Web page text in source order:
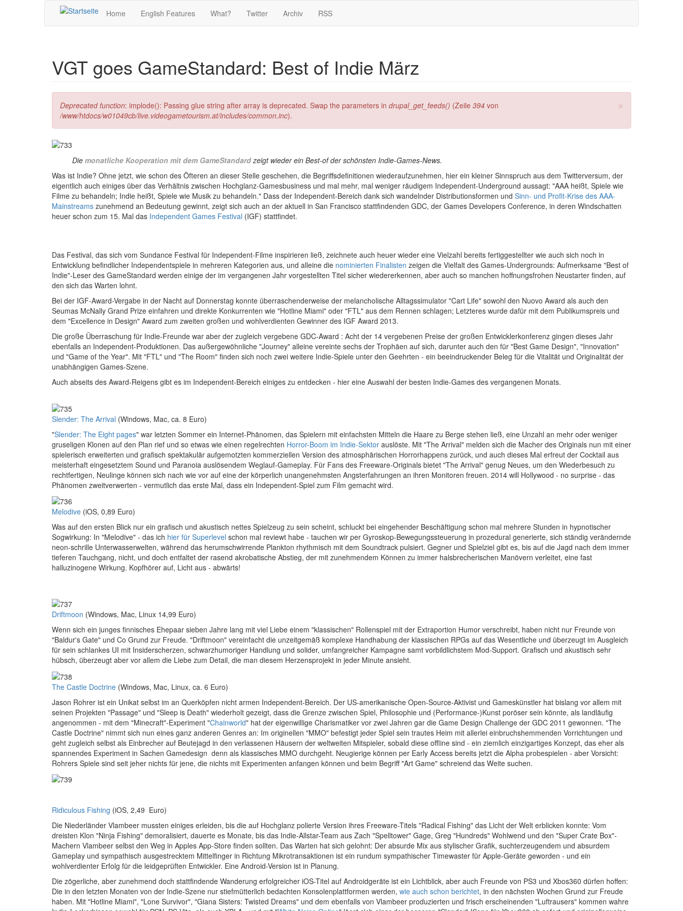
Home
English Features What? Twitter Archiv RSS
VGT goes GameStandard: Best of Indie März
×
Fehlermeldung
Deprecated function: implode(): Passing glue string after array is deprecated. Swap the parameters in drupal_get_feeds() (Zeile 394 von
/www/htdocs/w01049cb/live.videogametourism.at/includes/common.inc).
Die monatliche Kooperation mit dem GameStandard zeigt wieder ein Best-of der schönsten Indie-Games-News.
Was ist Indie? Ohne jetzt, wie schon des Öfteren an dieser Stelle geschehen, die Begriffsdefinitionen wiederaufzunehmen, hier ein kleiner Sinnspruch aus dem Twitterversum, der
eigentlich auch einiges über das Verhältnis zwischen Hochglanz-Gamesbusiness und mal mehr, mal weniger räudigem Independent-Underground aussagt: "AAA heißt, Spiele wie
Filme zu behandeln; Indie heißt, Spiele wie Musik zu behandeln." Dass der Independent-Bereich dank sich wandelnder Distributionsformen und Sinn- und Profit-Krise des AAA-
Mainstreams zunehmend an Bedeutung gewinnt, zeigt sich auch an der aktuell in San Francisco stattfindenden GDC, der Games Developers Conference, in deren Windschatten
heuer schon zum 15. Mal das Independent Games Festival (IGF) stattfindet.
Das Festival, das sich vom Sundance Festival für Independent-Filme inspirieren ließ, zeichnete auch heuer wieder eine Vielzahl bereits fertiggestellter wie auch sich noch in
Entwicklung befindlicher Independentspiele in mehreren Kategorien aus, und alleine die nominierten Finalisten zeigen die Vielfalt des Games-Undergrounds: Aufmerksame "Best of
Indie"-Leser des GameStandard werden einige der im vergangenen Jahr vorgestellten Titel sicher wiedererkennen, aber auch so manchen hoffnungsfrohen Neustarter finden, auf
den sich das Warten lohnt.
Bei der IGF-Award-Vergabe in der Nacht auf Donnerstag konnte überraschenderweise der melancholische Alltagssimulator "Cart Life" sowohl den Nuovo Award als auch den
Seumas McNally Grand Prize einfahren und direkte Konkurrenten wie "Hotline Miami" oder "FTL" aus dem Rennen schlagen; Letzteres wurde dafür mit dem Publikumspreis und
dem "Excellence in Design" Award zum zweiten großen und wohlverdienten Gewinner des IGF Award 2013.
Die große Überraschung für Indie-Freunde war aber der zugleich vergebene GDC-Award : Acht der 14 vergebenen Preise der großen Entwicklerkonferenz gingen dieses Jahr
ebenfalls an Independent-Produktionen. Das außergewöhnliche "Journey" alleine vereinte sechs der Trophäen auf sich, darunter auch den für "Best Game Design", "Innovation"
und "Game of the Year". Mit "FTL" und "The Room" finden sich noch zwei weitere Indie-Spiele unter den Geehrten - ein beeindruckender Beleg für die Vitalität und Originalität der
unabhängigen Games-Szene.
Auch abseits des Award-Reigens gibt es im Independent-Bereich einiges zu entdecken - hier eine Auswahl der besten Indie-Games des vergangenen Monats.
Slender: The Arrival (Windows, Mac, ca. 8 Euro)
"Slender: The Eight pages" war letzten Sommer ein Internet-Phänomen, das Spielern mit einfachsten Mitteln die Haare zu Berge stehen ließ, eine Unzahl an mehr oder weniger
gruseligen Klonen auf den Plan rief und so etwas wie einen regelrechten Horror-Boom im Indie-Sektor auslöste. Mit "The Arrival" melden sich die Macher des Originals nun mit einer
spielerisch erweiterten und grafisch spektakulär aufgemotzten kommerziellen Version des atmosphärischen Horrorhappens zurück, und auch dieses Mal erfreut der Cocktail aus
meisterhaft eingesetztem Sound und Paranoia auslösendem Weglauf-Gameplay. Für Fans des Freeware-Originals bietet "The Arrival" genug Neues, um den Wiederbesuch zu
rechtfertigen, Neulinge können sich nach wie vor auf eine der körperlich unangenehmsten Angsterfahrungen an ihren Monitoren freuen. 2014 will Hollywood - no surprise - das
Phänomen zweitverwerten - vermutlich das erste Mal, dass ein Independent-Spiel zum Film gemacht wird.
Melodive (iOS, 0,89 Euro)
Was auf den ersten Blick nur ein grafisch und akustisch nettes Spielzeug zu sein scheint, schluckt bei eingehender Beschäftigung schon mal mehrere Stunden in hypnotischer
Sogwirkung: In "Melodive" - das ich hier für Superlevel schon mal reviewt habe - tauchen wir per Gyroskop-Bewegungssteuerung in prozedural generierte, sich ständig verändernde
neon-schrille Unterwasserwelten, während das herumschwirrende Plankton rhythmisch mit dem Soundtrack pulsiert. Gegner und Spielziel gibt es, bis auf die Jagd nach dem immer
tieferen Tauchgang, nicht, und doch entfaltet der rasend akrobatische Abstieg, der mit zunehmendem Können zu immer halsbrecherischen Manövern verleitet, eine fast
halluzinogene Wirkung. Kopfhörer auf, Licht aus - abwärts!
Driftmoon (Windows, Mac, Linux 14,99 Euro)
Wenn sich ein junges finnisches Ehepaar sieben Jahre lang mit viel Liebe einem "klassischen" Rollenspiel mit der Extraportion Humor verschreibt, haben nicht nur Freunde von
"Baldur's Gate" und Co Grund zur Freude. "Driftmoon" vereinfacht die unzeitgemäß komplexe Handhabung der klassischen RPGs auf das Wesentliche und überzeugt im Ausgleich
für sein schlankes UI mit Insiderscherzen, schwarzhumoriger Handlung und solider, umfangreicher Kampagne samt vorbildlichstem Mod-Support. Grafisch und akustisch sehr
hübsch, überzeugt aber vor allem die Liebe zum Detail, die man diesem Herzensprojekt in jeder Minute ansieht.
The Castle Doctrine (Windows, Mac, Linux, ca. 6 Euro)
Jason Rohrer ist ein Unikat selbst im an Querköpfen nicht armen Independent-Bereich. Der US-amerikanische Open-Source-Aktivist und Gameskünstler hat bislang vor allem mit
seinen Projekten "Passage" und "Sleep is Death" wiederholt gezeigt, dass die Grenze zwischen Spiel, Philosophie und (Performance-)Kunst poröser sein könnte, als landläufig
angenommen - mit dem "Minecraft"-Experiment "Chainworld" hat der eigenwillige Charismatiker vor zwei Jahren gar die Game Design Challenge der GDC 2011 gewonnen. "The
Castle Doctrine" nimmt sich nun eines ganz anderen Genres an: Im originellen "MMO" befestigt jeder Spiel sein trautes Heim mit allerlei einbruchshemmenden Vorrichtungen und
geht zugleich selbst als Einbrecher auf Beutejagd in den verlassenen Häusern der weltweiten Mitspieler, sobald diese offline sind - ein ziemlich einzigartiges Konzept, das eher als
spannendes Experiment in Sachen Gamedesign denn als klassisches MMO durchgeht. Neugierige können per Early Access bereits jetzt die Alpha probespielen - aber Vorsicht:
Rohrers Spiele sind seit jeher nichts für jene, die nichts mit Experimenten anfangen können und beim Begriff "Art Game" schreiend das Weite suchen.
Ridiculous Fishing (iOS, 2,49 Euro)
Die Niederländer Vlambeer mussten einiges erleiden, bis die auf Hochglanz polierte Version ihres Freeware-Titels "Radical Fishing" das Licht der Welt erblicken konnte: Vom
dreisten Klon "Ninja Fishing" demoralisiert, dauerte es Monate, bis das Indie-Allstar-Team aus Zach "Spelltower" Gage, Greg "Hundreds" Wohlwend und den "Super Crate Box"-
Machern Vlambeer selbst den Weg in Apples App-Store finden sollten. Das Warten hat sich gelohnt: Der absurde Mix aus stylischer Grafik, suchterzeugendem und absurdem
Gameplay und sympathisch ausgestrecktem Mittelfinger in Richtung Mikrotransaktionen ist ein rundum sympathischer Timewaster für Apple-Geräte geworden - und ein
wohlverdienter Erfolg für die leidgeprüften Entwickler. Eine Android-Version ist in Planung.
Die zögerliche, aber zunehmend doch stattfindende Wanderung erfolgreicher iOS-Titel auf Androidgeräte ist ein Lichtblick, aber auch Freunde von PS3 und Xbos360 dürfen hoffen:
Die in den letzten Monaten von der Indie-Szene nur stiefmütterlich bedachten Konsolenplattformen werden, wie auch schon berichtet, in den nächsten Wochen Grund zur Freude
haben. Mit "Hotline Miami", "Lone Survivor", "Giana Sisters: Twisted Dreams" und dem ebenfalls von Vlambeer produzierten und frisch erscheinenden "Luftrausers" kommen wahre